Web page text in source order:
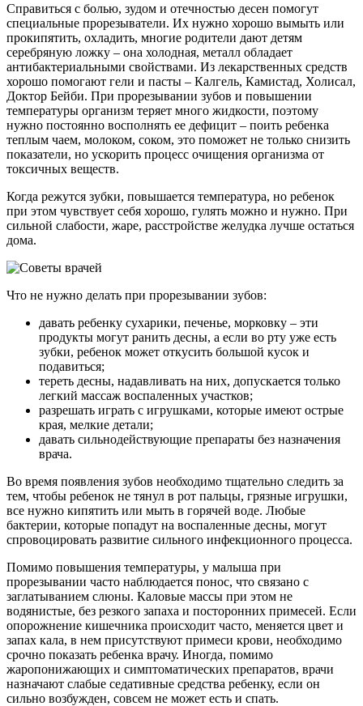
Справиться с болью, зудом и отечностью десен помогут
специальные прорезыватели. Их нужно хорошо вымыть или
прокипятить, охладить, многие родители дают детям
серебряную ложку – она холодная, металл обладает
антибактериальными свойствами. Из лекарственных средств
хорошо помогают гели и пасты – Калгель, Камистад, Холисал,
Доктор Бейби. При прорезывании зубов и повышении
температуры организм теряет много жидкости, поэтому
нужно постоянно восполнять ее дефицит – поить ребенка
теплым чаем, молоком, соком, это поможет не только снизить
показатели, но ускорить процесс очищения организма от
токсичных веществ.
Когда режутся зубки, повышается температура, но ребенок
при этом чувствует себя хорошо, гулять можно и нужно. При
сильной слабости, жаре, расстройстве желудка лучше остаться
дома.
Что не нужно делать при прорезывании зубов:
давать ребенку сухарики, печенье, морковку – эти
продукты могут ранить десны, а если во рту уже есть
зубки, ребенок может откусить большой кусок и
подавиться;
тереть десны, надавливать на них, допускается только
легкий массаж воспаленных участков;
разрешать играть с игрушками, которые имеют острые
края, мелкие детали;
давать сильнодействующие препараты без назначения
врача.
Во время появления зубов необходимо тщательно следить за
тем, чтобы ребенок не тянул в рот пальцы, грязные игрушки,
все нужно кипятить или мыть в горячей воде. Любые
бактерии, которые попадут на воспаленные десны, могут
спровоцировать развитие сильного инфекционного процесса.
Помимо повышения температуры, у малыша при
прорезывании часто наблюдается понос, что связано с
заглатыванием слюны. Каловые массы при этом не
водянистые, без резкого запаха и посторонних примесей. Если
опорожнение кишечника происходит часто, меняется цвет и
запах кала, в нем присутствуют примеси крови, необходимо
срочно показать ребенка врачу. Иногда, помимо
жаропонижающих и симптоматических препаратов, врачи
назначают слабые седативные средства ребенку, если он
сильно возбужден, совсем не может есть и спать.